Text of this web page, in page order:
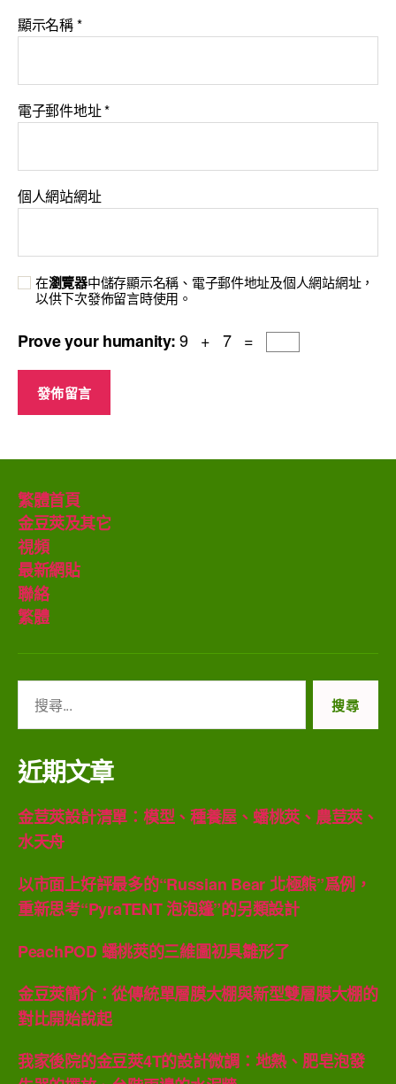
顯示名稱*
電子郵件地址*
個人網站網址
在瀏覽器中儲存顯示名稱、電子郵件地址及個人網站網址，
以供下次發佈留言時使用。
Prove your humanity:9 + 7 =
繁體首頁
金豆莢及其它
視頻
最新網貼
聯絡
繁體
關
鍵
字:
近期文章
金荳莢設計清單：模型、種養屋、蟠桃莢、農荳莢、
水天舟
以市面上好評最多的“Russian Bear 北極熊”爲例，
重新思考“PyraTENT 泡泡篷”的另類設計
PeachPOD 蟠桃莢的三維圖初具雛形了
金豆莢簡介：從傳統單層膜大棚與新型雙層膜大棚的
對比開始說起
我家後院的金豆莢4T的設計微調：地熱、肥皂泡發